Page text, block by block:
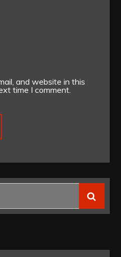
and website in this
time I comment.